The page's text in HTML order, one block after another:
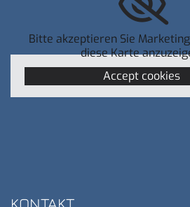
Bitte akzeptieren Sie
diese Karte
Accept cookies